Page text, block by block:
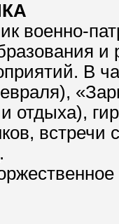
военно-
В
отдыха),